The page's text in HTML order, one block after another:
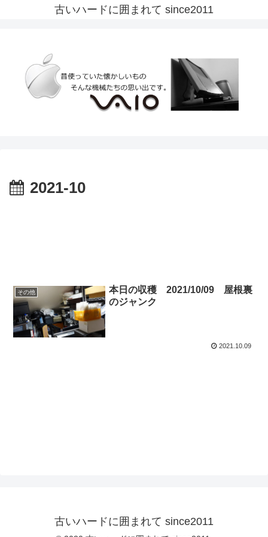
古いハードに囲まれて since2011
2021-10
その他
本日の収穫 2021/10/09 屋根裏
のジャンク
2021.10.09
古いハードに囲まれて since2011